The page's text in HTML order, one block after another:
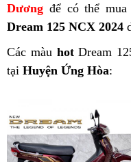
Dương để có thể
Dream 125 NCX 2024
Các màu hotDream
tại Huyện Ứng Hòa: